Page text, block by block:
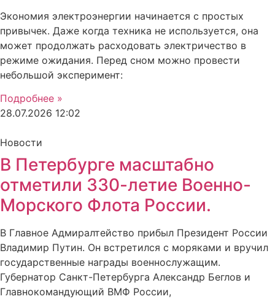
Экономия электроэнергии начинается с простых
привычек. Даже когда техника не используется, она
может продолжать расходовать электричество в
режиме ожидания. Перед сном можно провести
небольшой эксперимент:
Подробнее »
28.07.2026 12:02
Новости
В Петербурге масштабно
отметили 330-летие Военно-
Морского Флота России.
В Главное Адмиралтейство прибыл Президент России
Владимир Путин. Он встретился с моряками и вручил
государственные награды военнослужащим.
Губернатор Санкт-Петербурга Александр Беглов и
Главнокомандующий ВМФ России,